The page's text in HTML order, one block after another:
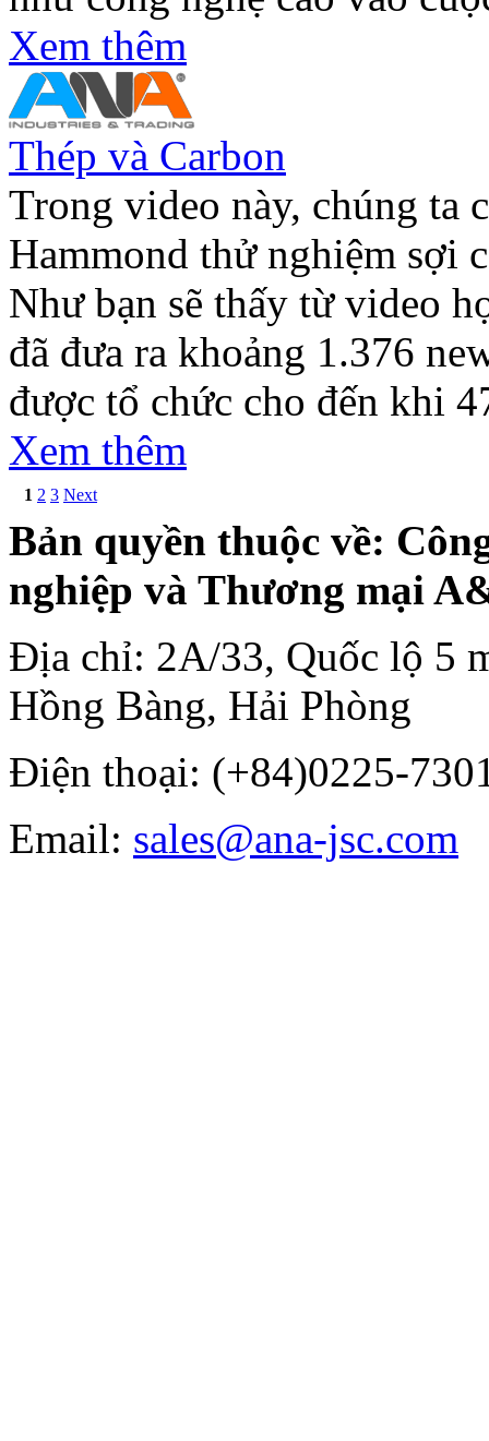
Xem thêm
Thép và Carbon
Trong video này, chúng ta
Hammond thử nghiệm sợi
Như bạn sẽ thấy từ video
đã đưa ra khoảng 1.376
được tổ chức cho đến khi
Xem thêm
1 2 3 Next
Bản quyền thuộc về:
nghiệp và Thương mại
Địa chỉ: 2A/33, Quốc lộ 5
Hồng Bàng, Hải Phòng
Điện thoại: (+84)0225-
Email: sales@ana-jsc.com